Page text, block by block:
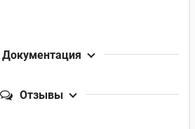
Документация
Отзывы